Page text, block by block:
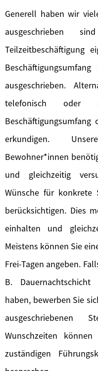
Generell haben wir
ausgeschrieben
Teilzeitbeschäftigung
ausgeschrieben.
telefonisch
Beschäftigungsumfang
erkundigen.
Bewohner*innen
und gleichzeitig
Wünsche für konkrete
berücksichtigen. Dies
einhalten und
Meistens können Sie
Frei-Tagen angeben.
B.
haben, bewerben Sie
Wunschzeiten
zuständigen